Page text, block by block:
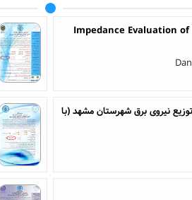
Impedance Evaluation
نیروی برق شهرستان مشهد (با